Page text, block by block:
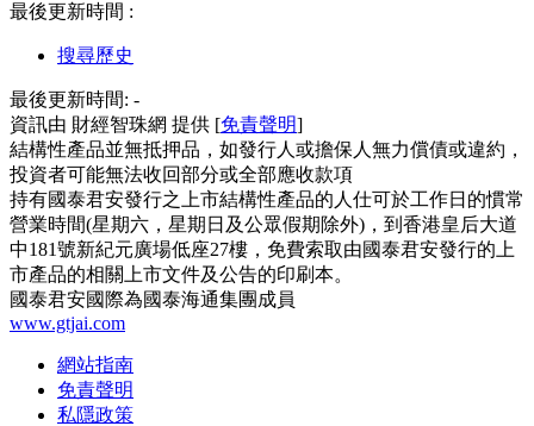
最後更新時間 :
搜尋歷史
最後更新時間: -
資訊由 財經智珠網 提供 [免責聲明]
結構性產品並無抵押品，如發行人或擔保人無力償債或違約，
投資者可能無法收回部分或全部應收款項
持有國泰君安發行之上市結構性產品的人仕可於工作日的慣常
營業時間(星期六，星期日及公眾假期除外)，到香港皇后大道
中181號新紀元廣場低座27樓，免費索取由國泰君安發行的上
市產品的相關上市文件及公告的印刷本。
國泰君安國際為國泰海通集團成員
www.gtjai.com
網站指南
免責聲明
私隱政策